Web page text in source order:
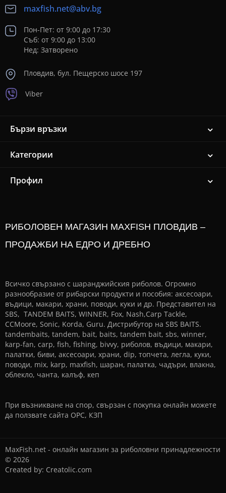
maxfish.net@abv.bg
Пон-Пет: от 9:00 до 17:30
Съб: от 9:00 до 13:00
Нед: Затворено
Пловдив, бул. Пещерско шосе 197
Viber
Бързи връзки
Категории
Профил
РИБОЛОВЕН МАГАЗИН MAXFISH ПЛОВДИВ –
ПРОДАЖБИ НА ЕДРО И ДРЕБНО
Всичко свързано с шаранджийския риболов. Огромно
разнообразие от рибарски продукти и пособия: аксесоари,
въдици, макари, храни, поводи, куки и др. Представител на
SBS, TANDEM BAITS, WINNER, Fox, Nash,Carp Tackle,
CCMoore, Sonic, Korda, Guru. Дистрибутор на SBS BAITS.
tandembaits, tandem, bait, baits, tandem bait, sbs, winner,
karp-fan, carp, fish, fishing, bivvy, риболов, въдици, макари,
палатки, биви, аксесоари, храни, dip, топчета, легла, куки,
поводи, mix, karp, maxfish, шаран, палатка, чадъри, влакна,
облекло, чанта, калъф, кеп
При възникване на спор, свързан с покупка онлайн можете
да ползвате сайта ОРС, КЗП
MaxFish.net - онлайн магазин за риболовни принадлежности
© 2026
Created by: Creatolic.com